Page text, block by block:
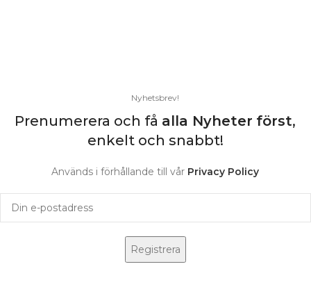
Nyhetsbrev!
Prenumerera och få alla Nyheter först,
enkelt och snabbt!
Används i förhållande till vår Privacy Policy